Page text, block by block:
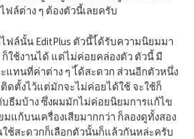
ฟล์ต่าง ๆ ต้องตัวนี้เลยครับ
ฟล์นั้น EditPlus ตัวนี้ไ้ด้รับความนิยมมา
ก็ใช้งานได้ แต่ไม่ค่อยคล่องตัว ตัวนี้ มี
แทนที่ค่าต่าง ๆ ไ้ด้สะดวก ส่วนอีกตัวหนึ่ง
ดตั้งไว้แต่มักจะไม่ค่อยได้ใช้ จะใช้ก็
ธีมบ้าง ซึ่งผมมักไม่ค่อยนิยมการแก้ไข
แก้บนเครื่องเสียมากกว่า ก็ลองดูทั้งสอง
ช้สะดวกก็เลือกตัวนั้นก็แล้วกันหล่ะครับ